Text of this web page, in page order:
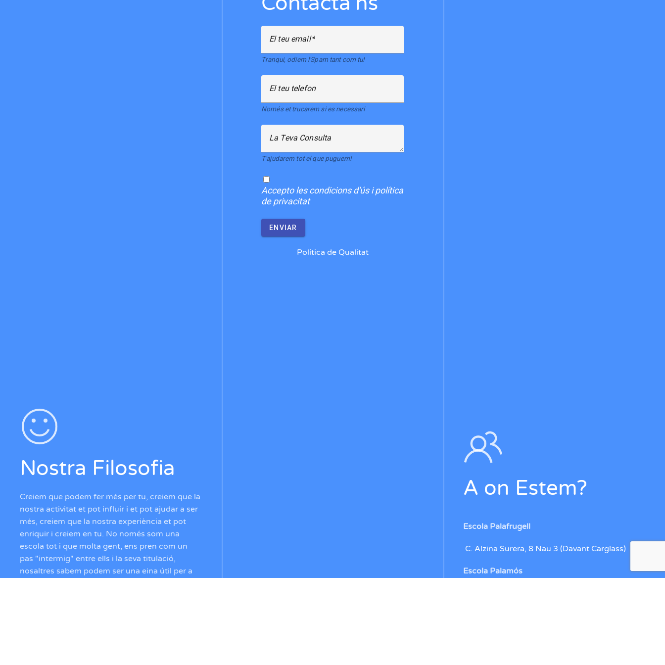
Nostra Filosofia
Creiem que podem fer més per tu, creiem que la
nostra activitat et pot influir i et pot ajudar a ser
més, creiem que la nostra experiència et pot
enriquir i creiem en tu. No només som una
escola tot i que molta gent, ens pren com un
pas "intermig" entre ells i la seva titulació,
nosaltres sabem podem ser una eina útil per a
El teu email
Tranqui, odiem l'Spam tant com tu!
El teu telefon
Només et trucarem si es necessari
La Teva Consulta
T'ajudarem tot el que puguem!
Acceptoles condicions d'ús i política
de privacitat
ENVIAR
Política de Qualitat
A on Estem?
Escola Palafrugell
C. Alzina Surera, 8 Nau 3 (Davant Carglass)
Escola Palamós